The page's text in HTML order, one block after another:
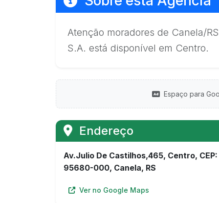
Atenção moradores de Canela/
S.A. está disponível em Centro.
Espaço para
Endereço
Av.Julio De Castilhos,465, Centro, CEP:
95680-000, Canela, RS
Ver no Google Maps